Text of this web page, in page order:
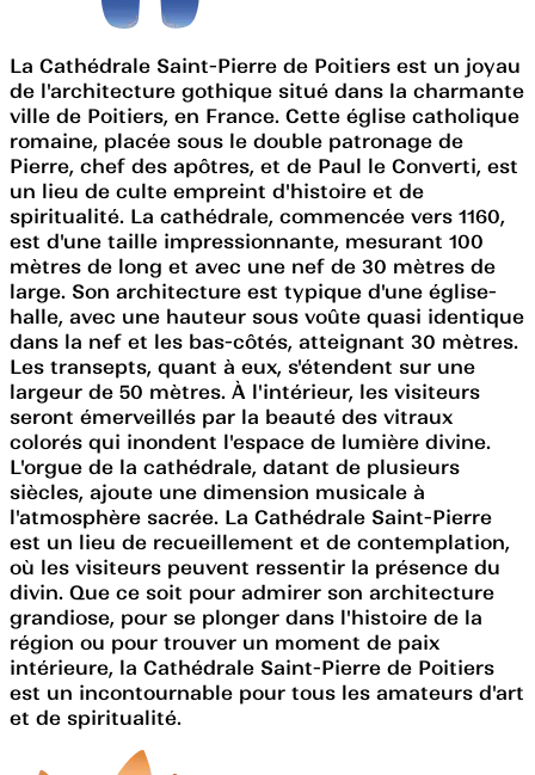
La Cathédrale Saint-Pierre de Poitiers est un joyau
de l'architecture gothique situé dans la charmante
ville de Poitiers, en France. Cette église catholique
romaine, placée sous le double patronage de
Pierre, chef des apôtres, et de Paul le Converti, est
un lieu de culte empreint d'histoire et de
spiritualité. La cathédrale, commencée vers 1160,
est d'une taille impressionnante, mesurant 100
mètres de long et avec une nef de 30 mètres de
large. Son architecture est typique d'une église-
halle, avec une hauteur sous voûte quasi identique
dans la nef et les bas-côtés, atteignant 30 mètres.
Les transepts, quant à eux, s'étendent sur une
largeur de 50 mètres. À l'intérieur, les visiteurs
seront émerveillés par la beauté des vitraux
colorés qui inondent l'espace de lumière divine.
L'orgue de la cathédrale, datant de plusieurs
siècles, ajoute une dimension musicale à
l'atmosphère sacrée. La Cathédrale Saint-Pierre
est un lieu de recueillement et de contemplation,
où les visiteurs peuvent ressentir la présence du
divin. Que ce soit pour admirer son architecture
grandiose, pour se plonger dans l'histoire de la
région ou pour trouver un moment de paix
intérieure, la Cathédrale Saint-Pierre de Poitiers
est un incontournable pour tous les amateurs d'art
et de spiritualité.